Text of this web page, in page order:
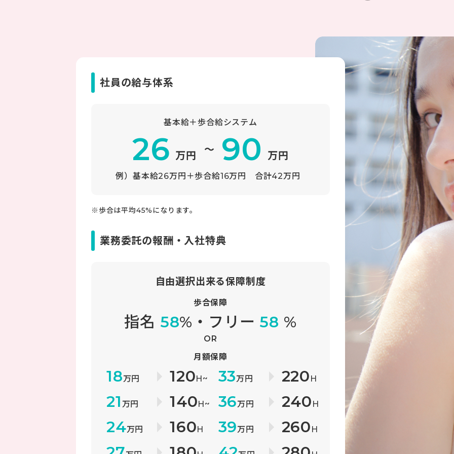
社員の給与体系
基本給＋歩合給システム
26 万円 ～ 90 万円
例）基本給26万円＋歩合給16万円 合計42万円
※歩合は平均45%になります。
業務委託の報酬・入社特典
自由選択出来る保障制度
歩合保障
指名 58%・フリー 58 %
OR
月額保障
18万円 120H~ 33万円 220 H
21 万円 140H~ 36万円 240 H
24万円 160H 39万円 260 H